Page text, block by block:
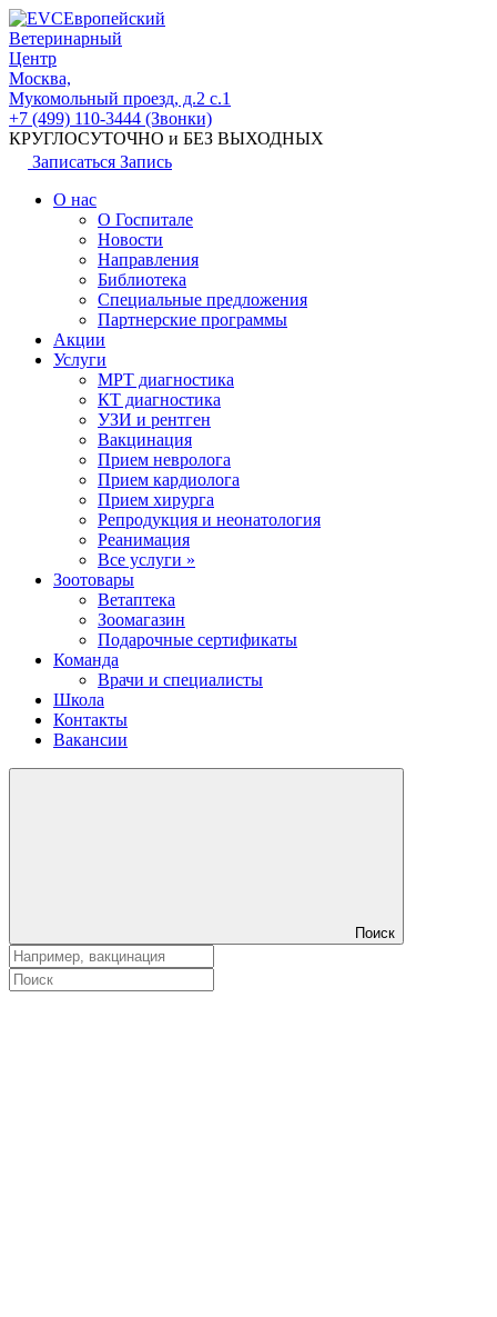
Европейский
Ветеринарный
Центр
Москва,
Мукомольный проезд, д.2 с.1
+7 (499) 110-3444 (Звонки)
КРУГЛОСУТОЧНО и БЕЗ ВЫХОДНЫХ
Записаться Запись
О нас
О Госпитале
Новости
Направления
Библиотека
Специальные предложения
Партнерские программы
Акции
Услуги
МРТ диагностика
КТ диагностика
УЗИ и рентген
Вакцинация
Прием невролога
Прием кардиолога
Прием хирурга
Репродукция и неонатология
Реанимация
Все услуги »
Зоотовары
Ветаптека
Зоомагазин
Подарочные сертификаты
Команда
Врачи и специалисты
Школа
Контакты
Вакансии
Поиск